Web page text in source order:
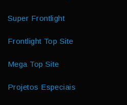
Super Frontlight
Frontlight Top Site
Mega Top Site
Projetos Especiais